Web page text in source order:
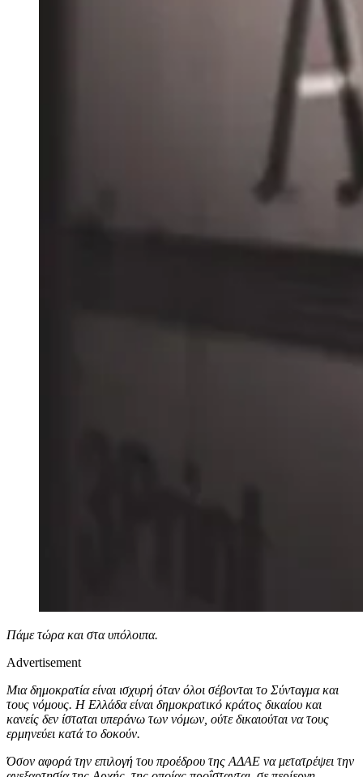
Πάμε τώρα και στα υπόλοιπα.
Advertisement
Μια δημοκρατία είναι ισχυρή όταν όλοι σέβονται το Σύνταγμα και
τους νόμους. Η Ελλάδα είναι δημοκρατικό κράτος δικαίου και
κανείς δεν ίσταται υπεράνω των νόμων, ούτε δικαιούται να τους
ερμηνεύει κατά το δοκούν.
Όσον αφορά την επιλογή του προέδρου της ΑΔΑΕ να μετατρέψει την